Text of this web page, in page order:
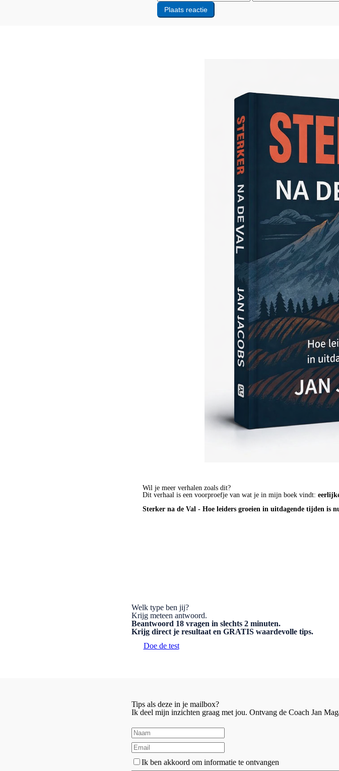
Wil je meer verhalen zoals dit?
Dit verhaal is een voorproefje van wat je in mijn boek vindt:
Sterker na de Val - Hoe leiders groeien in uitdagende tijden is
Welk type ben jij?
Krijg meteen antwoord.
Beantwoord 18 vragen in slechts 2 minuten.
Krijg direct je resultaat en GRATIS waardevolle tips.
Doe de test
Tips als deze in je mailbox?
Ik deel mijn inzichten graag met jou. Ontvang de Coach Jan
Ik ben akkoord om informatie te ontvangen